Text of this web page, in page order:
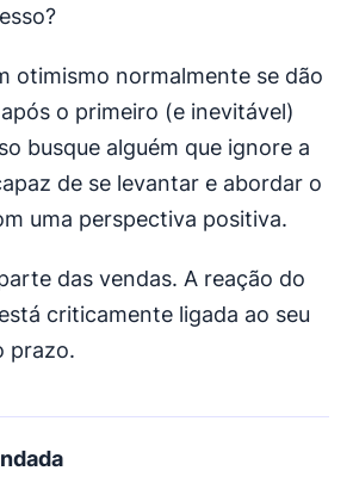
otimismo normalmente se dão
o primeiro (e inevitável)
busque alguém que ignore a
de se levantar e abordar o
uma perspectiva positiva.
das vendas. A reação do
criticamente ligada ao seu
prazo.